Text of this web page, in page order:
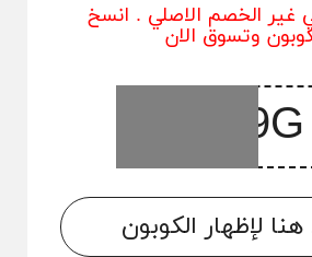
الخصم الاصلي . انسخ
وتسوق الان
لإظهار الكوبون